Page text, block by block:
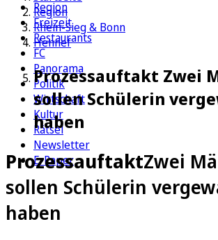
Region
Freizeit
Restaurants
FC
Panorama
Politik
Wirtschaft
Kultur
Rätsel
Newsletter
E-Paper
Region
Rhein-Sieg & Bonn
Hennef
Prozessauftakt Zwei
sollen Schülerin
haben
ProzessauftaktZwei
sollen Schülerin
haben